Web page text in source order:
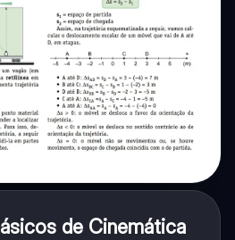
de Cinemática